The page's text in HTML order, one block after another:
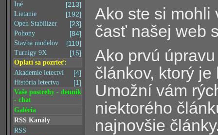
[213]
Iné
[192]
Lietanie
[23]
Open Stabilizer
[84]
Pohony
[110]
Stavba modelov
[15]
Turnigy 9X
Oplatí sa pozrieť:
[4]
Akademie letectví
[1]
História letectva
Vaše postrehy - denník
- chat
Galéria
RSS Kanály
RSS
Ako ste si mohli
časť našej web
Ako prvú
článkov, ktorý
Umožní vám
niektorého
najnovšie